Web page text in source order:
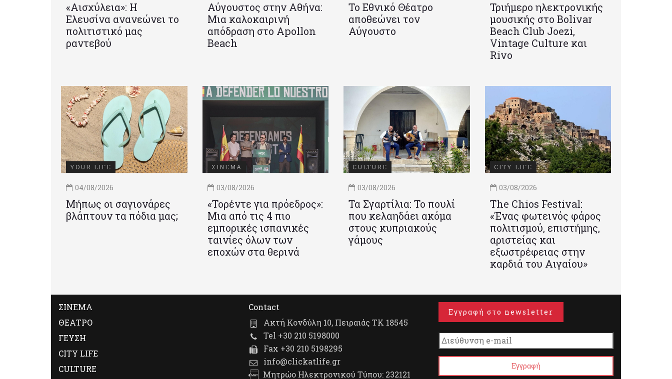
«Αισχύλεια»: Η
Ελευσίνα ανανεώνει το
πολιτιστικό μας
ραντεβού
Αύγουστος στην Αθήνα:
Μια καλοκαιρινή
απόδραση στο Apollon
Beach
Το Εθνικό Θέατρο
αποθεώνει τον
Αύγουστο
Τριήμερο ηλεκτρονικής
μουσικής στο Bolivar
Beach Club Joezi,
Vintage Culture και
Rivo
YOUR LIFE
04/08/2026
Μήπως οι σαγιονάρες
βλάπτουν τα πόδια μας;
ΣΙΝΕΜΑ
03/08/2026
«Τορέντε για πρόεδρος»:
Mια από τις 4 πιο
εμπορικές ισπανικές
ταινίες όλων των
εποχών στα θερινά
CULTURE
03/08/2026
Τα Σγαρτίλια: Το πουλί
που κελαηδάει ακόμα
στους κυπριακούς
γάμους
CITY LIFE
03/08/2026
Τhe Chios Festival:
«Ένας φωτεινός φάρος
πολιτισμού, επιστήμης,
αριστείας και
εξωστρέφειας στην
καρδιά του Αιγαίου»
ΣΙΝΕΜΑ
ΘΕΑΤΡΟ
ΓΕΥΣΗ
CITY LIFE
CULTURE
Contact
Ακτή Κονδύλη 10, Πειραιάς ΤΚ 18545
Tel +30 210 5198000
Fax +30 210 5198295
info@clickatlife.gr
Μητρώο Ηλεκτρονικού Τύπου: 232121
Εγγραφή στο newsletter